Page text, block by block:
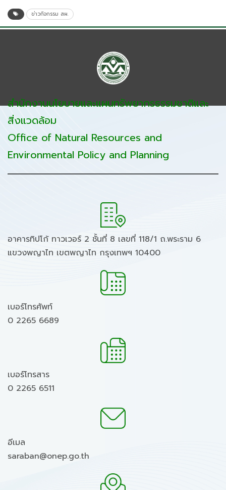
ข่าวกิจกรรม สผ.
สำนักงานนโยบายและแผนทรัพยากรธรรมชาติและ
สิ่งแวดล้อม
Office of Natural Resources and
Environmental Policy and Planning
อาคารทิปโก้ ทาวเวอร์ 2 ชั้นที่ 8 เลขที่ 118/1 ถ.พระราม 6
แขวงพญาไท เขตพญาไท กรุงเทพฯ 10400
เบอร์โทรศัพท์
0 2265 6689
เบอร์โทรสาร
0 2265 6511
อีเมล
saraban@onep.go.th